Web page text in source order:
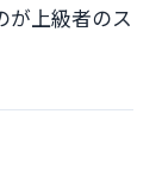
が上級者のス